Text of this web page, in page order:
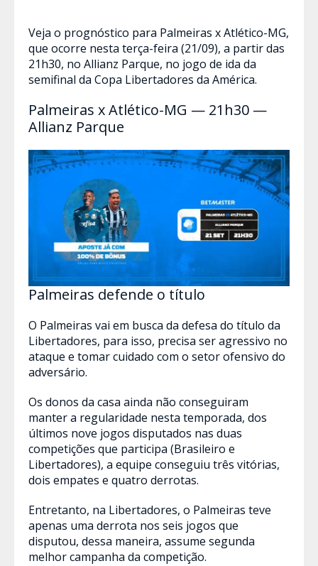
Veja o prognóstico para Palmeiras x Atlético-MG,
que ocorre nesta terça-feira (21/09), a partir das
21h30, no Allianz Parque, no jogo de ida da
semifinal da Copa Libertadores da América.
Palmeiras x Atlético-MG — 21h30 —
Allianz Parque
Palmeiras defende o título
O Palmeiras vai em busca da defesa do título da
Libertadores, para isso, precisa ser agressivo no
ataque e tomar cuidado com o setor ofensivo do
adversário.
Os donos da casa ainda não conseguiram
manter a regularidade nesta temporada, dos
últimos nove jogos disputados nas duas
competições que participa (Brasileiro e
Libertadores), a equipe conseguiu três vitórias,
dois empates e quatro derrotas.
Entretanto, na Libertadores, o Palmeiras teve
apenas uma derrota nos seis jogos que
disputou, dessa maneira, assume segunda
melhor campanha da competição.